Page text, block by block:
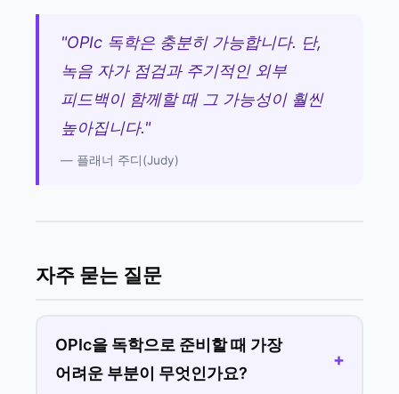
"OPIc 독학은 충분히 가능합니다. 단,
녹음 자가 점검과 주기적인 외부
피드백이 함께할 때 그 가능성이 훨씬
높아집니다."
— 플래너 주디(Judy)
자주 묻는 질문
OPIc을 독학으로 준비할 때 가장
어려운 부분이 무엇인가요?